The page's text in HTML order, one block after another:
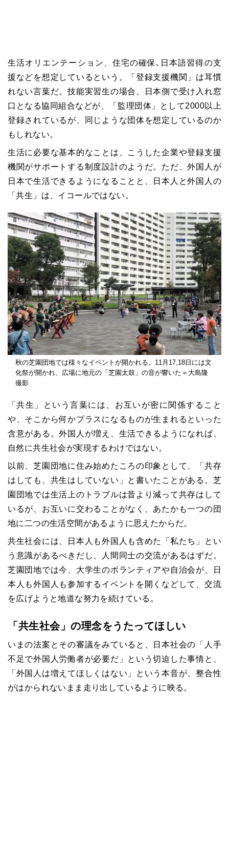
生活オリエンテーション、住宅の確保､日本語習得の支
援などを想定しているという。「登録支援機関」は耳慣
れない言葉だ。技能実習生の場合、日本側で受け入れ窓
口となる協同組合などが、「監理団体」として2000以上
登録されているが、同じような団体を想定しているのか
もしれない。
生活に必要な基本的なことは、こうした企業や登録支援
機関がサポートする制度設計のようだ。ただ、外国人が
日本で生活できるようになることと、日本人と外国人の
「共生」は、イコールではない。
秋の芝園団地では様々なイベントが開かれる。11月17,18日には文
化祭が開かれ、広場に地元の「芝園太鼓」の音が響いた＝大島隆
撮影
「共生」という言葉には、お互いが密に関係すること
や、そこから何かプラスになるものが生まれるといった
含意がある。外国人が増え、生活できるようになれば、
自然に共生社会が実現するわけではない。
以前、芝園団地に住み始めたころの印象として、「共存
はしても、共生はしていない」と書いたことがある。芝
園団地では生活上のトラブルは昔より減って共存はして
いるが、お互いに交わることがなく、あたかも一つの団
地に二つの生活空間があるように思えたからだ。
共生社会には、日本人も外国人も含めた「私たち」とい
う意識があるべきだし、人間同士の交流があるはずだ。
芝園団地では今、大学生のボランティアや自治会が、日
本人も外国人も参加するイベントを開くなどして、交流
を広げようと地道な努力を続けている。
「共生社会」の理念をうたってほしい
いまの法案とその審議をみていると、日本社会の「人手
不足で外国人労働者が必要だ」という切迫した事情と、
「外国人は増えてほしくはない」という本音が、整合性
がはかられないまま走り出しているように映る。